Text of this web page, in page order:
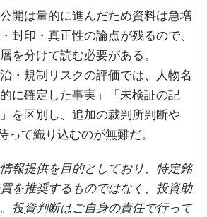
開は量的に進んだため資料は急増
封印・真正性の論点が残るので、
を分けて読む必要がある。
・規制リスクの評価では、人物名
に確定した事実」「未検証の記
を区別し、追加の裁判所判断や
って織り込むのが無難だ。
報提供を目的としており、特定銘
を推奨するものではなく、投資助
投資判断はご自身の責任で行って